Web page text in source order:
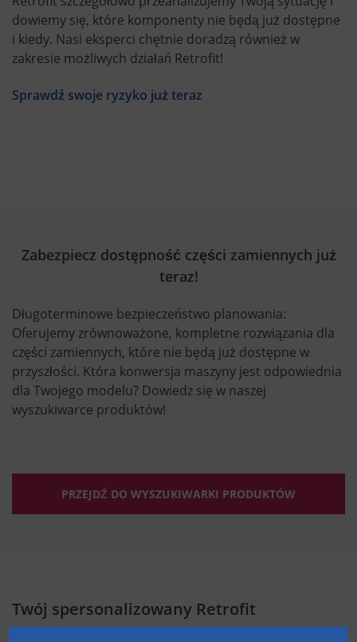
dowiemy się, które komponenty nie będą już dostępne
i kiedy. Nasi eksperci chętnie doradzą również w
zakresie możliwych działań Retrofit!
Sprawdź swoje ryzyko już teraz
Zabezpiecz dostępność części zamiennych już
teraz!
Długoterminowe bezpieczeństwo planowania:
Oferujemy zrównoważone, kompletne rozwiązania dla
części zamiennych, które nie będą już dostępne w
przyszłości. Która konwersja maszyny jest odpowiednia
dla Twojego modelu? Dowiedz się w naszej
wyszukiwarce produktów!
PRZEJDŹ DO WYSZUKIWARKI PRODUKTÓW
Twój spersonalizowany Retrofit